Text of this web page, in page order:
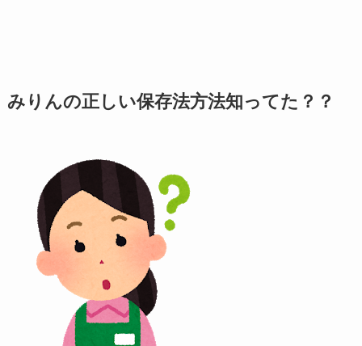
みりんの正しい保存法方法知ってた？？